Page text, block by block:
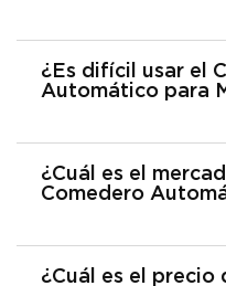
¿Es difícil usar el
Automático para
¿Cuál es el
Comedero
¿Cuál es el precio